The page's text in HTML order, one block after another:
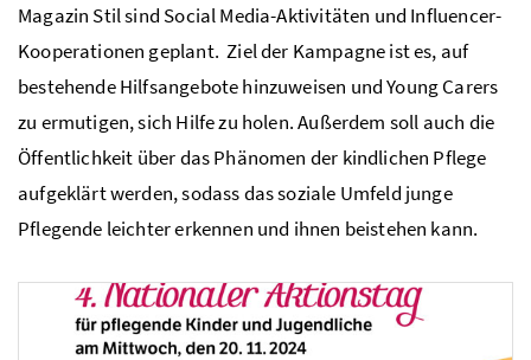
Magazin Stil sind Social Media-Aktivitäten und Influencer-
Kooperationen geplant. Ziel der Kampagne ist es, auf
bestehende Hilfsangebote hinzuweisen undYoung Carers
zu ermutigen, sich Hilfe zu holen. Außerdem soll auch die
Öffentlichkeit über das Phänomen der kindlichen Pflege
aufgeklärt werden, sodass das soziale Umfeld junge
Pflegende leichter erkennen und ihnen beistehen kann.